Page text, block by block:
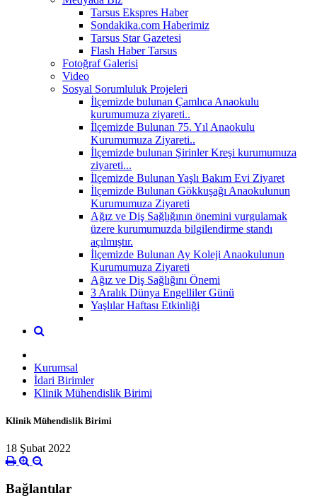
Tarsus Ekspres Haber
Sondakika.com Haberimiz
Tarsus Star Gazetesi
Flash Haber Tarsus
Fotoğraf Galerisi
Video
Sosyal Sorumluluk Projeleri
İlçemizde bulunan Çamlıca Anaokulu
kurumumuza ziyareti..
İlçemizde Bulunan 75. Yıl Anaokulu
Kurumumuza Ziyareti..
İlçemizde bulunan Şirinler Kreşi kurumumuza
ziyareti...
İlçemizde Bulunan Yaşlı Bakım Evi Ziyaret
İlçemizde Bulunan Gökkuşağı Anaokulunun
Kurumumuza Ziyareti
Ağız ve Diş Sağlığının önemini vurgulamak
üzere kurumumuzda bilgilendirme standı
açılmıştır.
İlçemizde Bulunan Ay Koleji Anaokulunun
Kurumumuza Ziyareti
Ağız ve Diş Sağlığını Önemi
3 Aralık Dünya Engelliler Günü
Yaşlılar Haftası Etkinliği
Kurumsal
İdari Birimler
Klinik Mühendislik Birimi
Klinik Mühendislik Birimi
18 Şubat 2022
Bağlantılar